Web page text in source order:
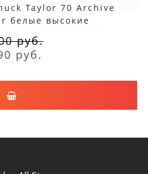
Taylor 70 Archive
белые высокие
руб.
руб.